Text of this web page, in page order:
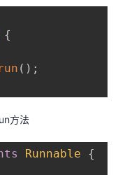
{
( ) ;
方法
Runnable {